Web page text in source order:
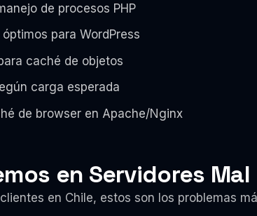
de procesos PHP
para WordPress
caché de objetos
carga esperada
de browser en Apache/Nginx
en Servidores
en Chile, estos son los problemas